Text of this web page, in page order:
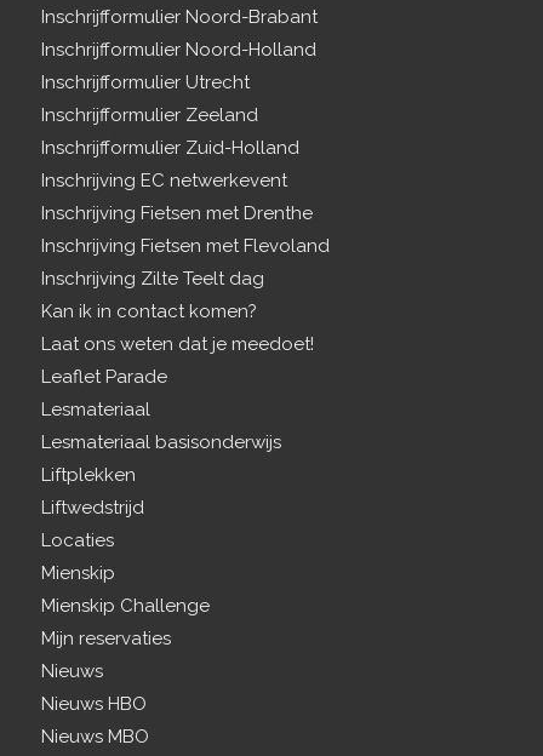
Inschrijfformulier Noord-Brabant
Inschrijfformulier Noord-Holland
Inschrijfformulier Utrecht
Inschrijfformulier Zeeland
Inschrijfformulier Zuid-Holland
Inschrijving EC netwerkevent
Inschrijving Fietsen met Drenthe
Inschrijving Fietsen met Flevoland
Inschrijving Zilte Teelt dag
Kan ik in contact komen?
Laat ons weten dat je meedoet!
Leaflet Parade
Lesmateriaal
Lesmateriaal basisonderwijs
Liftplekken
Liftwedstrijd
Locaties
Mienskip
Mienskip Challenge
Mijn reservaties
Nieuws
Nieuws HBO
Nieuws MBO